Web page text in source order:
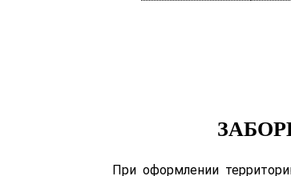
При оформлении